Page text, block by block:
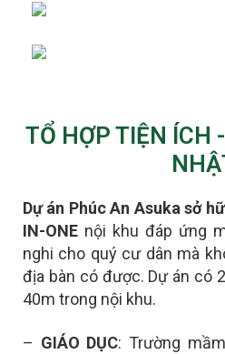
TỔ HỢP TIỆN ÍCH
Dự án Phúc An Asuka sở
IN-ONE nội khu đáp ứng
nghi cho quý cư dân mà
địa bàn có được. Dự án có
40m trong nội khu.
– GIÁO DỤC: Trường